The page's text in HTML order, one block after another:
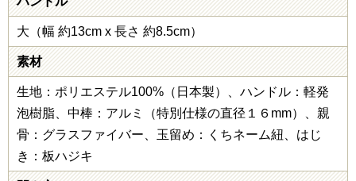
大（幅 約13cm x 長さ 約8.5cm）
素材
生地：ポリエステル100%（日本製）、ハンドル：軽発
泡樹脂、中棒：アルミ（特別仕様の直径１６mm）、親
骨：グラスファイバー、玉留め：くちネーム紐、はじ
き：板ハジキ